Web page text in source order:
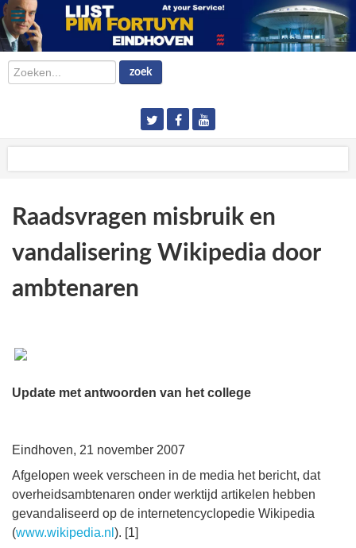
Zoeken... zoek
Raadsvragen misbruik en
vandalisering Wikipedia door
ambtenaren
Update met antwoorden van het college
Eindhoven, 21 november 2007
Afgelopen week verscheen in de media het bericht, dat
overheidsambtenaren onder werktijd artikelen hebben
gevandaliseerd op de internetencyclopedie Wikipedia
(www.wikipedia.nl ). [1]